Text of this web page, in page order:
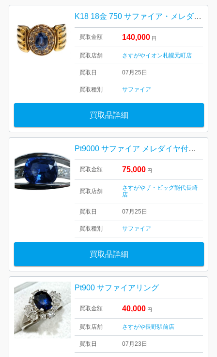
K18 18金 750 サファイア・メレダイヤモンド リング 札幌市 東区 元町
買取金額 140,000 円
買取店舗 さすがやイオン札幌元町店
買取日 07月25日
買取種別 サファイア
買取品詳細
Pt9000 サファイア メレダイヤ付きリング 買取り
買取金額 75,000 円
買取店舗
さすがやザ・ビッグ能代長崎
店
買取日 07月25日
買取種別 サファイア
買取品詳細
Pt900 サファイアリング
買取金額 40,000 円
買取店舗 さすがや長野駅前店
買取日 07月23日